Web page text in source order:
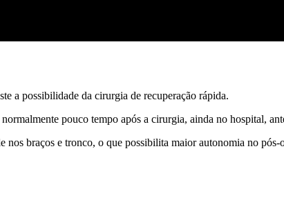
a possibilidade da cirurgia de recuperação rápida.
pouco tempo após a cirurgia, ainda no hospital,
braços e tronco, o que possibilita maior autonomia no